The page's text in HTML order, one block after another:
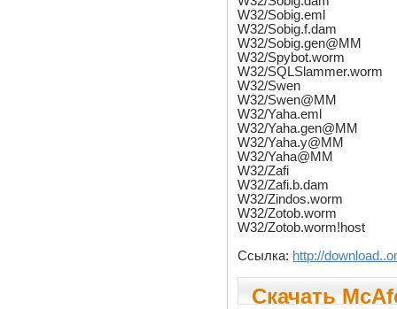
W32/Sobig.eml
W32/Sobig.f.dam
W32/Sobig.gen@MM
W32/Spybot.worm
W32/SQLSlammer.worm
W32/Swen
W32/Swen@MM
W32/Yaha.eml
W32/Yaha.gen@MM
W32/Yaha.y@MM
W32/Yaha@MM
W32/Zafi
W32/Zafi.b.dam
W32/Zindos.worm
W32/Zotob.worm
W32/Zotob.worm!host
Ссылка: http://
Скачать